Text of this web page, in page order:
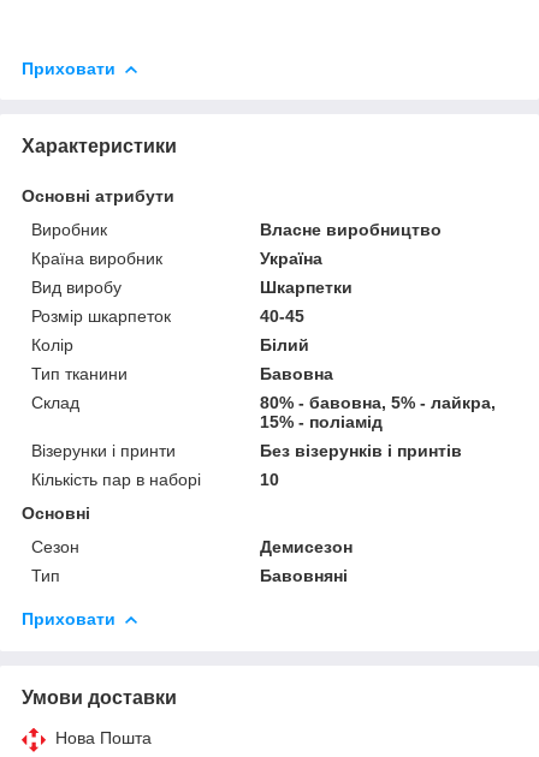
Приховати
Характеристики
Основні атрибути
Виробник
Власне виробництво
Країна виробник
Україна
Вид виробу
Шкарпетки
Розмір шкарпеток
40-45
Колір
Білий
Тип тканини
Бавовна
Склад
80% - бавовна, 5% - лайкра,
15% - поліамід
Візерунки і принти
Без візерунків і принтів
Кількість пар в наборі
10
Основні
Сезон
Демисезон
Тип
Бавовняні
Приховати
Умови доставки
Нова Пошта